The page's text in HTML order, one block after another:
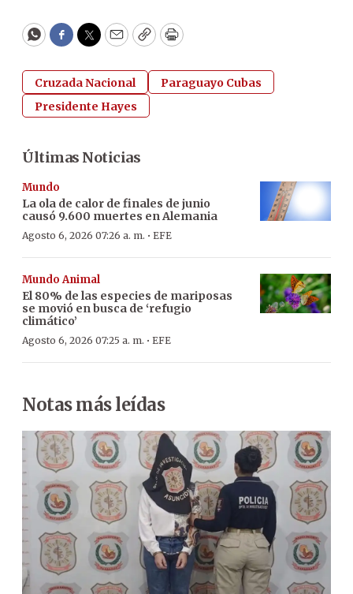
WhatsApp
Facebook
Twitter
EmailCopyPrint
Cruzada Nacional
Paraguayo Cubas
Presidente Hayes
Últimas Noticias
Mundo
La ola de calor de finales de junio
causó 9.600 muertes en Alemania
Agosto 6, 2026 07:26 a. m. · EFE
Mundo Animal
El 80% de las especies de mariposas
se movió en busca de ‘refugio
climático’
Agosto 6, 2026 07:25 a. m. · EFE
Notas más leídas